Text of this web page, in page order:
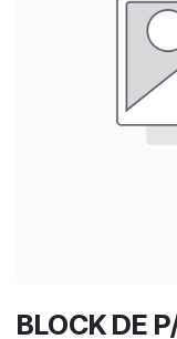
BLOCK DE